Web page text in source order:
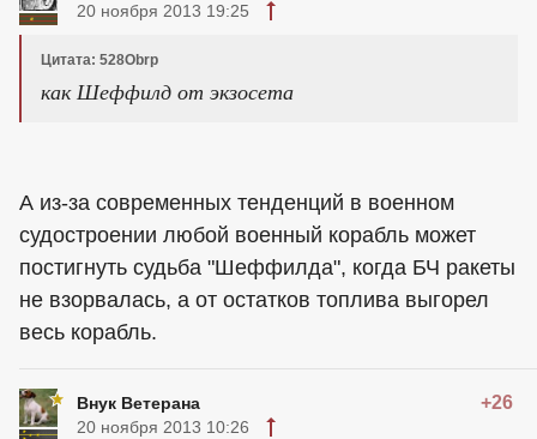
20 ноября 2013 19:25
Цитата: 528Obrp
как Шеффилд от экзосета
А из-за современных тенденций в военном
судостроении любой военный корабль может
постигнуть судьба "Шеффилда", когда БЧ ракеты
не взорвалась, а от остатков топлива выгорел
весь корабль.
Внук Ветерана +26
20 ноября 2013 10:26